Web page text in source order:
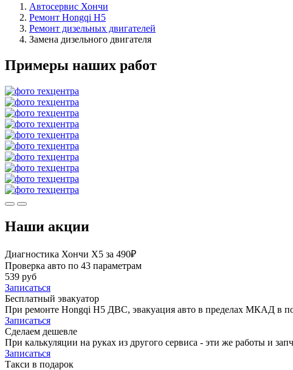
Автосервис Хончи
Ремонт Hongqi H5
Ремонт дизельных двигателей
Замена дизельного двигателя
Примеры наших работ
Наши акции
Диагностика Хончи Х5 за 490₽
Проверка авто по 43 параметрам
539 руб
Записаться
Бесплатный эвакуатор
При ремонте Hongqi H5 ДВС, эвакуация авто в пределах МКАД в
Записаться
Сделаем дешевле
При калькуляции на руках из другого сервиса - эти же работы и
Записаться
Такси в подарок